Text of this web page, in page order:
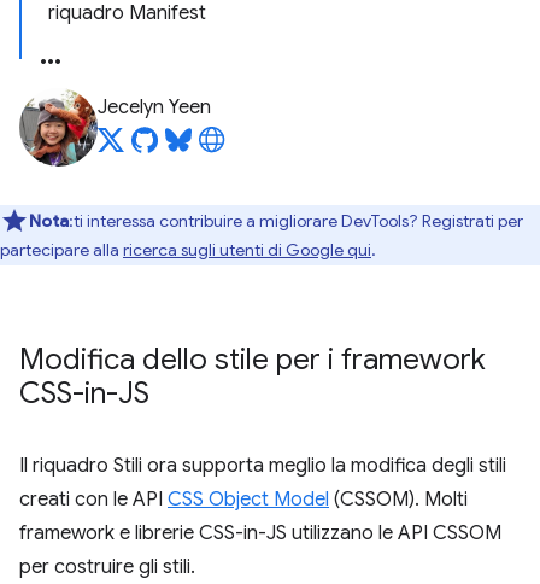
riquadro Manifest
Jecelyn Yeen
Nota:ti interessa contribuire a migliorare DevTools? Registrati per
partecipare alla ricerca sugli utenti di Google qui.
Modifica dello stile per i framework
CSS-in-JS
Il riquadro Stili ora supporta meglio la modifica degli stili
creati con le API CSS Object Model (CSSOM). Molti
framework e librerie CSS-in-JS utilizzano le API CSSOM
per costruire gli stili.